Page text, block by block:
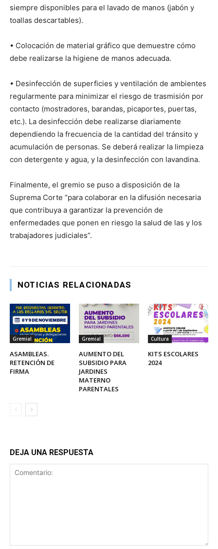
siempre disponibles para el lavado de manos (jabón y
toallas descartables).
• Colocación de material gráfico que demuestre cómo
debe realizarse la higiene de manos adecuada.
• Desinfección de superficies y ventilación de ambientes
regularmente para minimizar el riesgo de trasmisión por
contacto (mostradores, barandas, picaportes, puertas,
etc.). La desinfección debe realizarse diariamente
dependiendo la frecuencia de la cantidad del tránsito y
acumulación de personas. Se deberá realizar la limpieza
con detergente y agua, y la desinfección con lavandina.
Finalmente, el gremio se puso a disposición de la
Suprema Corte “para colaborar en la difusión necesaria
que contribuya a garantizar la prevención de
enfermedades que ponen en riesgo la salud de las y los
trabajadores judiciales”.
NOTICIAS RELACIONADAS
Gremial
ASAMBLEAS.
RETENCIÓN DE
FIRMA
Gremial
AUMENTO DEL
SUBSIDIO PARA
JARDINES
MATERNO
PARENTALES
Cultura
KITS ESCOLARES
2024
DEJA UNA RESPUESTA